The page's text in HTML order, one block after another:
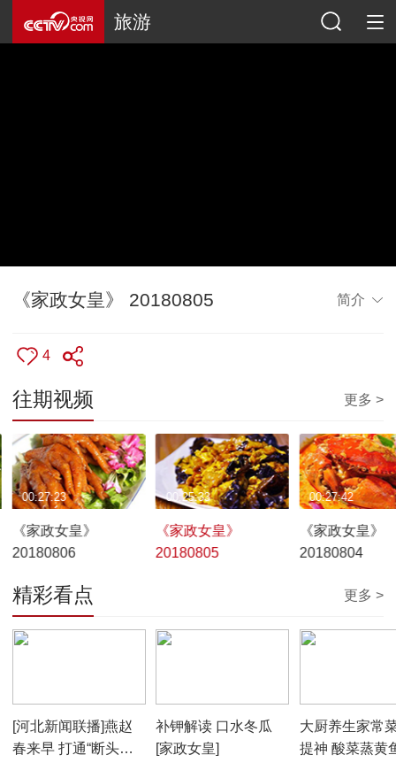
旅游
《家政女皇》 20180805 简介
4
往期视频 更多 >
《家政女皇》
20180806
00:27:23
《家政女皇》
20180805
00:25:33
《家政女皇》
20180804
00:27:42
精彩看点 更多 >
[河北新闻联播]燕赵
春来早 打通“断头路”
补钾解读 口水冬瓜
[家政女皇]
大厨养生家常
提神 酸菜蒸黄